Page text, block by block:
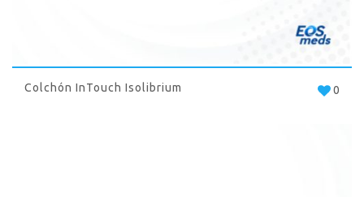
0
Colchón InTouch Isolibrium